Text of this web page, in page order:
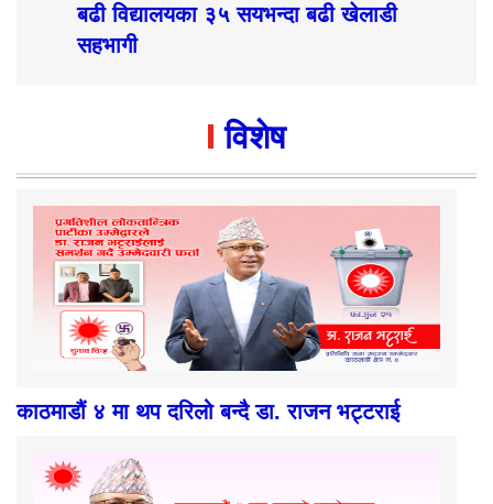
बढी विद्यालयका ३५ सयभन्दा बढी खेलाडी
सहभागी
विशेष
काठमाडौं ४ मा थप दरिलो बन्दै डा. राजन भट्टराई